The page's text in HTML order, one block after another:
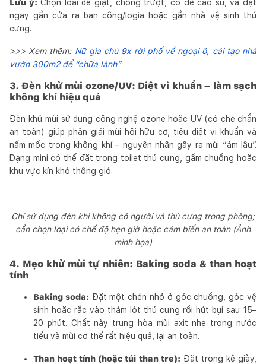
Lưu ý: Chọn loại dễ giặt, chống trượt, có đế cao su, và đặt
ngay gần cửa ra ban công/logia hoặc gần nhà vệ sinh thú
cưng.
>>> Xem thêm: Nữ gia chủ 9x rời phố về ngoại ô, cải tạo nhà
vườn 300m2 để “chữa lành”
3. Đèn khử mùi ozone/UV: Diệt vi khuẩn – làm sạch
không khí hiệu quả
Đèn khử mùi sử dụng công nghệ ozone hoặc UV (có che chắn
an toàn) giúp phân giải mùi hôi hữu cơ, tiêu diệt vi khuẩn và
nấm mốc trong không khí – nguyên nhân gây ra mùi “ám lâu”.
Dạng mini có thể đặt trong toilet thú cưng, gầm chuồng hoặc
khu vực kín khó thông gió.
Chỉ sử dụng đèn khi không có người và thú cưng trong phòng;
cần chọn loại có chế độ hẹn giờ hoặc cảm biến an toàn (Ảnh
minh họa)
4. Mẹo khử mùi tự nhiên: Baking soda & than hoạt
tính
Baking soda: Đặt một chén nhỏ ở góc chuồng, góc vệ
sinh hoặc rắc vào thảm lót thú cưng rồi hút bụi sau 15–
20 phút. Chất này trung hòa mùi axit nhẹ trong nước
tiểu và mùi cơ thể rất hiệu quả, lại an toàn.
Than hoạt tính (hoặc túi than tre): Đặt trong kệ giày,